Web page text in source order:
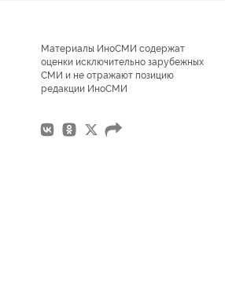
Материалы ИноСМИ содержат
оценки исключительно зарубежных
СМИ и не отражают позицию
редакции ИноСМИ